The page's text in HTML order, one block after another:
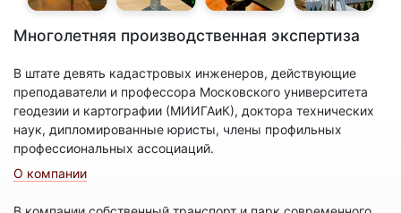
Многолетняя производственная экспертиза
В штате девять кадастровых инженеров, действующие
преподаватели и профессора Московского университета
геодезии и картографии (МИИГАиК), доктора технических
наук, дипломированные юристы, члены профильных
профессиональных ассоциаций.
О компании